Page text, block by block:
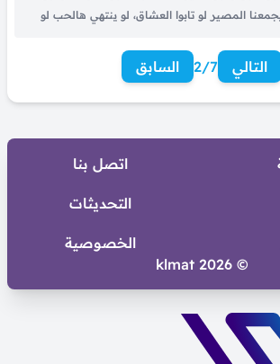
المصير لو تابوا العشاق، لو ينتهي هالحب لو
التالي 2/7 السابق
اتصل بنا
التحديثات
الخصوصية
© 2026 klmat